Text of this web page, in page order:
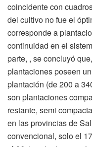
coincidente con
del cultivo no fue el
corresponde a
continuidad en el
parte, , se concluyó
plantaciones poseen
plantación (de 200 a
son plantaciones
restante, semi
en las provincias de
convencional, solo el